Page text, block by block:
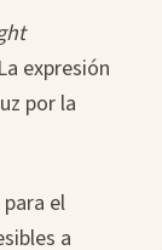
expresión
por la
el
a